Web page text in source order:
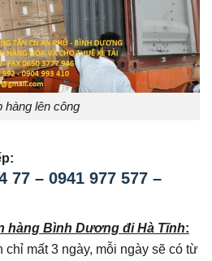
hàng lên công
77 – 0941 977 577 –
hàng Bình Dương đi Hà Tĩnh:
mất 3 ngày, mỗi ngày sẽ có từ